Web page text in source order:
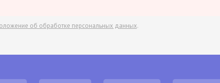
об обработке персональных данных.